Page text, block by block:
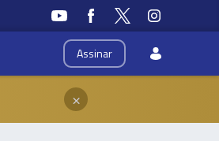
Assinar
×